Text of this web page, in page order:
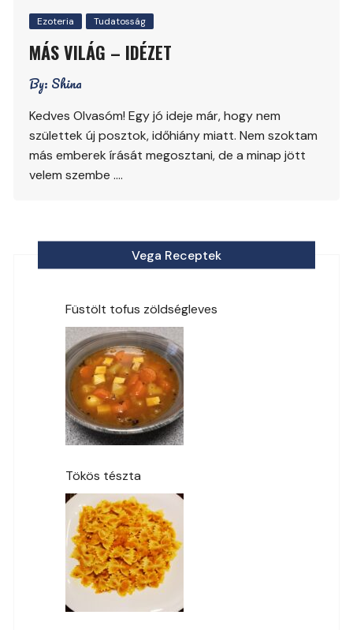
Ezoteria Tudatosság
MÁS VILÁG – IDÉZET
By: Shina
Kedves Olvasóm! Egy jó ideje már, hogy nem
születtek új posztok, időhiány miatt. Nem szoktam
más emberek írását megosztani, de a minap jött
velem szembe ….
Vega Receptek
Füstölt tofus zöldségleves
Tökös tészta